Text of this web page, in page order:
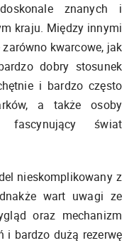
znanych i
kraju. Między innymi
kwarcowe, jak
dobry stosunek
i bardzo często
a także osoby
świat
nieskomplikowany z
wart uwagi ze
oraz mechanizm
i bardzo dużą rezerwę